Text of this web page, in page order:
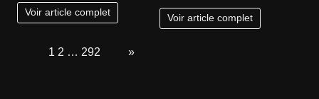
Voir article complet Voir article complet
1 2 … 292 »